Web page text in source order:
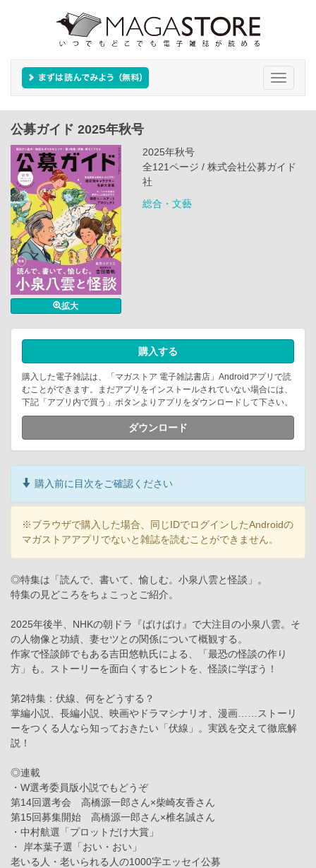
Toggle
公募ガイド 2025年秋号
拡大
2025年秋号
全121ページ / 株式会社公募ガイド
社
総合・文藝
購入する
購入した電子雑誌は、「マガストア 電子雑誌書店」Androidアプリで読
むことができます。まだアプリをインストールされていない場合には、
下記「アプリ内で買う」ボタンよりアプリをダウンロードして下さい。
ダウンロード
購入前に目次をご確認ください
※ブラウザで購入した場合、同じIDでログインしたAndroidの
マガストアアプリでないと雑誌を読むことができません。
◎特集は「読んで、書いて、愉しむ。小泉八雲と怪談」。
特集の見どころをちょこっとご紹介。
2025年後半、NHKの朝ドラ『ばけばけ』で大注目の小泉八雲。そ
の人物像と功績、妻セツとの関係について概観する。
作家で怪談師でもある吉田悠軌氏による、「最恐の怪談の作り
方」も。ストーリーを面白くするヒントを、怪談に学ぼう！
第2特集：伏線、何をどうする？
掌編小説、長編小説、映画やドラマシナリオ、漫画……ストーリ
ーをつくる人なら知っておきたい「伏線」。実践を交えて徹底解
説！
◎連載
・W選考委員版小説でもどうぞ
第14回選考会 高橋源一郎さん×柴崎友香さん
第15回募集開始 高橋源一郎さん×椎名誠さん
・中村航選「プロットだけ大賞」
・ 岸本葉子選「おい・おい」
老いる人・老いられる人の1000字エッセイ公募